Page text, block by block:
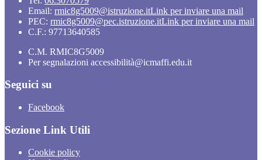
Email: rmic8g5009@istruzione.itLink per inviare una mail
PEC: rmic8g5009@pec.istruzione.itLink per inviare una mail
C.F.: 97713640585
C.M. RMIC8G5009
Per segnalazioni accessibilità@icmaffi.edu.it
Seguici su
Facebook
Sezione Link Utili
Cookie policy